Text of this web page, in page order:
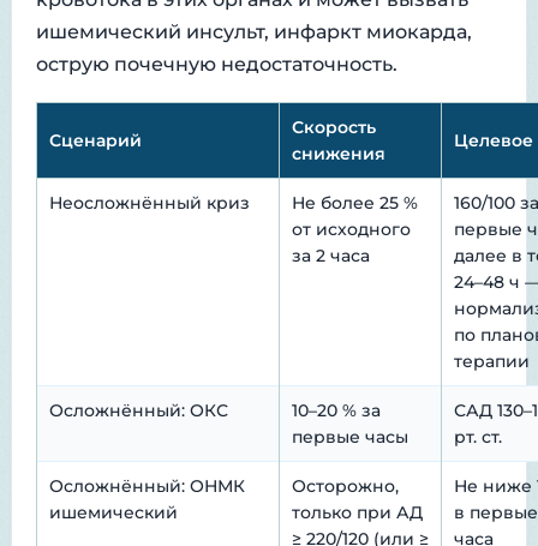
ишемический инсульт, инфаркт миокарда,
острую почечную недостаточность.
Сценарий
Скорость
снижения
Неосложнённый криз
Не более 25 %
от исходного
за 2 часа
160/100 за
первые
далее в
24–48 ч
по
терапии
Осложнённый: ОКС
10–20 % за
первые часы
САД
рт. ст.
Осложнённый: ОНМК
ишемический
Осторожно,
только при АД
≥ 220/120 (или ≥
Не ниже
в
часа